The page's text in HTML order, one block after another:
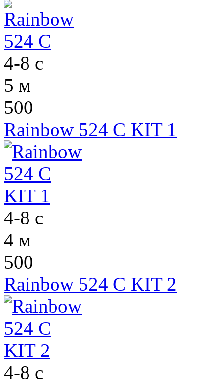
4-8 с
5 м
500
Rainbow 524 C KIT 1
4-8 с
4 м
500
Rainbow 524 C KIT 2
4-8 с